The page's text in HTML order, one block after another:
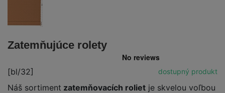
Zatemňujúce rolety
[bl/32] dostupný produkt
Náš sortiment zatemňovacích roliet je skvelou voľbou